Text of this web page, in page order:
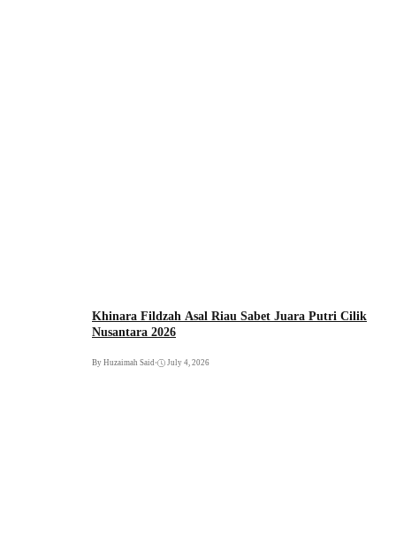
Khinara Fildzah Asal Riau Sabet Juara Putri Cilik
Nusantara 2026
By Huzaimah Said• July 4, 2026